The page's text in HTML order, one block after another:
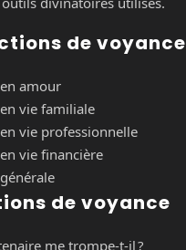
de voyance
amour
vie familiale
vie professionnelle
vie financière
de voyance
me trompe-t-il ?